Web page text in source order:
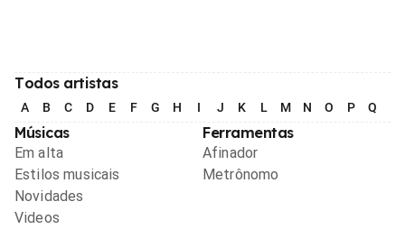
Todos artistas
A B C D E F G H I J K L M N O P Q
Músicas
Em alta
Estilos musicais
Novidades
Videos
Ferramentas
Afinador
Metrônomo